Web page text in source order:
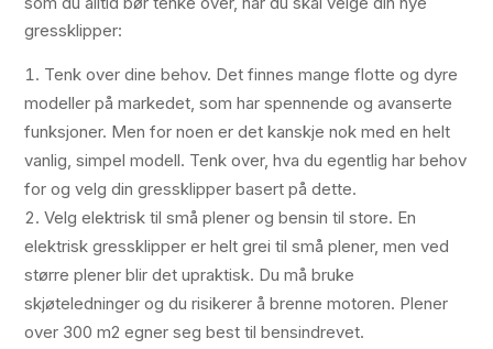
gressklipper:
Tenk over dine behov. Det finnes mange flotte og dyre
modeller på markedet, som har spennende og avanserte
funksjoner. Men for noen er det kanskje nok med en helt
vanlig, simpel modell. Tenk over, hva du egentlig har behov
for og velg din gressklipper basert på dette.
Velg elektrisk til små plener og bensin til store. En
elektrisk gressklipper er helt grei til små plener, men ved
større plener blir det upraktisk. Du må bruke
skjøteledninger og du risikerer å brenne motoren. Plener
over 300 m2 egner seg best til bensindrevet.